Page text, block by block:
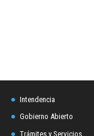
Intendencia
Gobierno Abierto
Trámites y Servicios